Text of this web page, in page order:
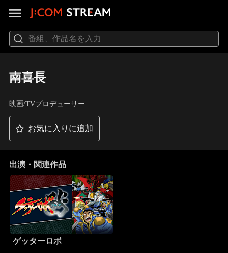
南喜長
映画/TVプロデューサー
お気に入りに追加
出演・関連作品
ゲッターロボ